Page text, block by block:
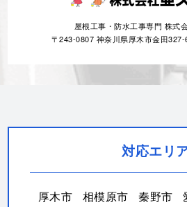
屋根工事・防水工事専門 株式
〒243-0807 神奈川県厚木市金田
対応エリ
厚木市 相模原市 秦野市